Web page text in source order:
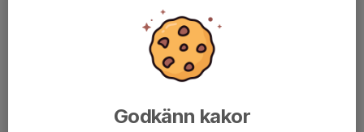
Godkänn kakor